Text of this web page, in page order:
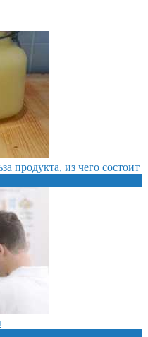
продукта, из чего состоит